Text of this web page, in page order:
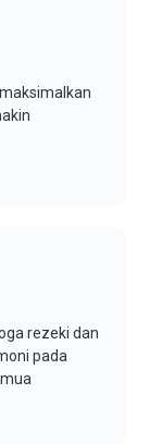
rezeki dan
pada